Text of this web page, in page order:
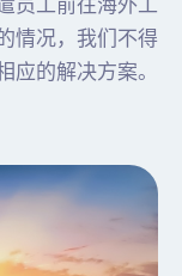
员工前往海外工
情况，我们不得
应的解决方案。